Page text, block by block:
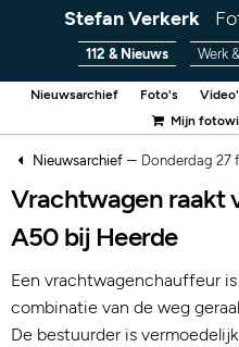
Stefan Verkerk
112 & Nieuws Werk
Nieuwsarchief Foto's
Mijn
Nieuwsarchief– Donderdag 27
Vrachtwagen raakt
A50 bij Heerde
Een vrachtwagenchauffeur
combinatie van de weg
De bestuurder is